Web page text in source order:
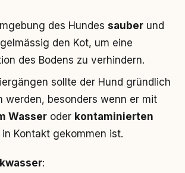
des Hundes sauber und
den Kot, um eine
des Bodens zu verhindern.
sollte der Hund gründlich
werden, besonders wenn er mit
Wasser oder kontaminierten
in Kontakt gekommen ist.
: